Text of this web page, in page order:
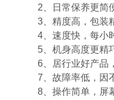
2、日常保养更简
3、精度高，包装
4、速度快，每小
5、机身高度更精
6、居行业好产品
7、故障率低，因
8、操作简单，屏